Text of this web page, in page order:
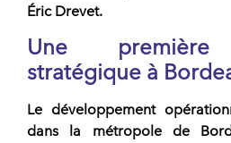
Éric Drevet.
Une première
stratégique à
Le développement
dans la métropole de